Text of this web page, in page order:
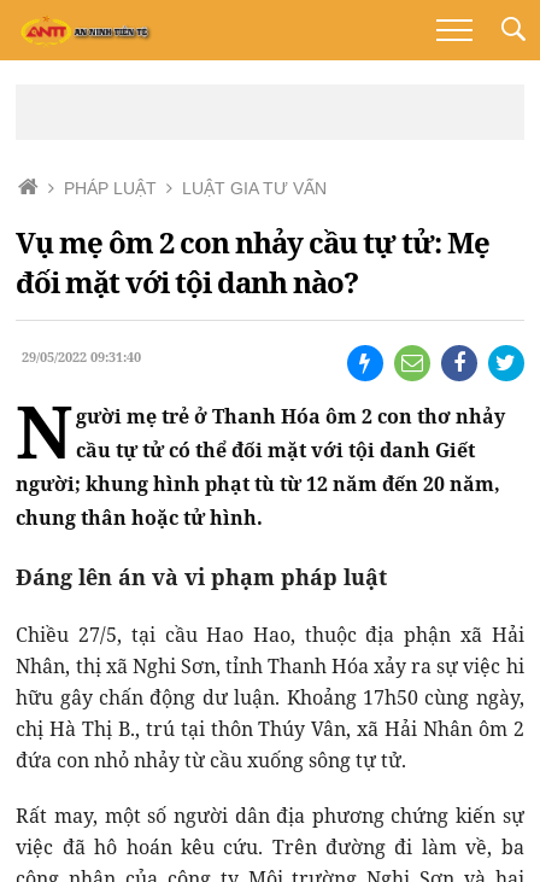
PHÁP LUẬT LUẬT GIA TƯ VẤN
Vụ mẹ ôm 2 con nhảy cầu tự tử: Mẹ
đối mặt với tội danh nào?
29/05/2022 09:31:40
Người mẹ trẻ ở Thanh Hóa ôm 2 con thơ nhảy
cầu tự tử có thể đối mặt với tội danh Giết
người; khung hình phạt tù từ 12 năm đến 20 năm,
chung thân hoặc tử hình.
Đáng lên án và vi phạm pháp luật
Chiều 27/5, tại cầu Hao Hao, thuộc địa phận xã Hải
Nhân, thị xã Nghi Sơn, tỉnh Thanh Hóa xảy ra sự việc hi
hữu gây chấn động dư luận. Khoảng 17h50 cùng ngày,
chị Hà Thị B., trú tại thôn Thúy Vân, xã Hải Nhân ôm 2
đứa con nhỏ nhảy từ cầu xuống sông tự tử.
Rất may, một số người dân địa phương chứng kiến sự
việc đã hô hoán kêu cứu. Trên đường đi làm về, ba